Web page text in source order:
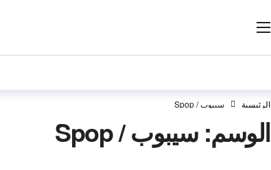
الرئيسية سيبوب / Spop
الوسم:سيبوب / Spop